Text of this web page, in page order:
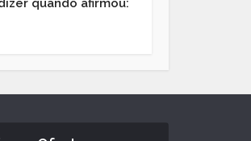
quando afirmou: